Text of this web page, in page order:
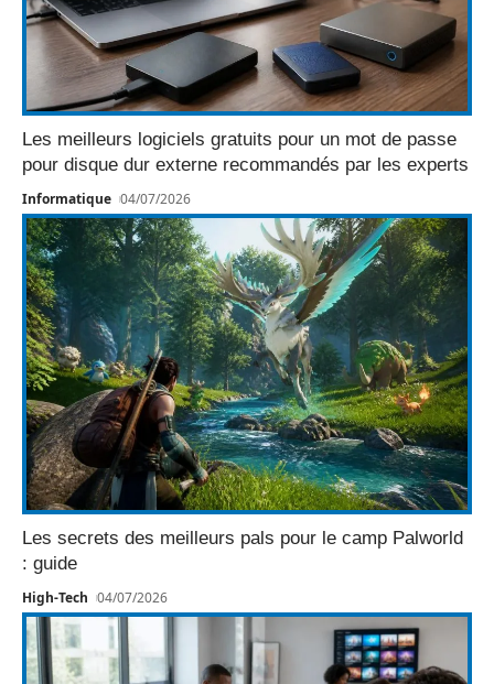
Les meilleurs logiciels gratuits pour un mot de passe
pour disque dur externe recommandés par les experts
Informatique 04/07/2026
Les secrets des meilleurs pals pour le camp Palworld
: guide
High-Tech 04/07/2026